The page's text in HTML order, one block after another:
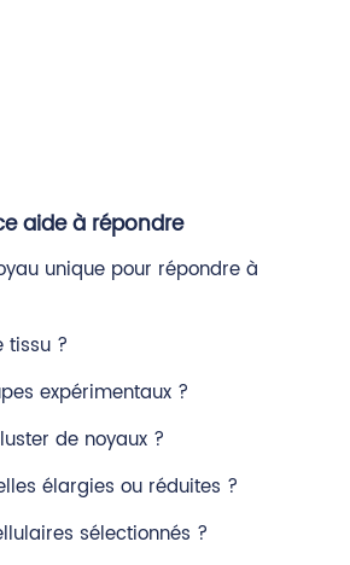
aide à répondre
unique pour répondre à
tissu ?
expérimentaux ?
de noyaux ?
élargies ou réduites ?
sélectionnés ?